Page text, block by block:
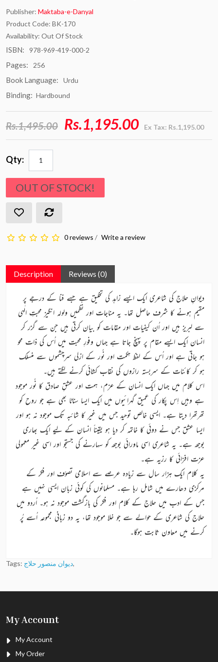
Publisher: Maktaba-e-Danyal
Product Code: BK-170
Availability: Out Of Stock
ISBN: 978-969-419-000-2
Pages: 256
Book Language: Urdu
Binding: Hardbound
Rs.1,495.00 Rs.1,195.00 Ex Tax: Rs.1,195.00
Qty:
OUT OF STOCK!
0 reviews / Write a review
Description Reviews (0)
دیوانِ حلاج کی شاعری ایک ایسے زاہد کی تخلیق ہے جسے فنا کے درجے پر
مقیم ہونے کا شرف حاصل تھا۔ یہ مناجات اور نظمیں ولولہ انگیز محبتِ الٰہی
سے لبریز ہیں اور اُن کیفیات اور مقامات کو بیان کرتی ہیں جن سے گزر کر
انسان ایک ایسے مقام پر پہنچ جاتا ہے جہاں وفورِ محبت میں اُس کی ذات محو
ہو جاتی ہے اور اُس کے لفظ حِکمت اور نُور کے ازلی سرچشموں سے منسلک
ہو کر کائنات کے سربستہ رازوں کی نقاب کشائی کرنے لگتے ہیں۔
اس کلام میں جہاں ایک انسان کے عزم، ہمت اور عشقِ صادق کا نُور موجود
ہے وہیں اِس پکار کی عمیق گہرائیوں میں ایک ایسا سناٹا بھی ہے جو روح کو
تھرتھرا دیتا ہے۔ ایسی خالص توحید جس میں غیر کا شائبہ تک موجود نہ ہو اور
ایسا عشق جس نے دوئی کا خاتمہ کر دیا ہو یقیناً انسان کے لیے ایک بھاری
بوجھ ہے۔ یہ شاعری اسی ماورائی بوجھ کو سہارنے کی جستجو اور اسی غیر معمولی
عزت افزائی کا رزیہ ہے۔
یہ کلام ایک ہزار سال سے زیادہ عرصے سے اسلامی تصوّف اور فکر کے
مرکزی دھارے میں شامل رہا ہے۔ مسلمانوں کی کوئی زبان ایسی نہیں ہے
جس کے ادب میں حلاج کے کلام اور فکر کی بازگشت موجود نہ ہو۔ اُردو میں
حلاج کی شاعری کے حوالے سے جو خلا موجود تھا، یہ دو زبانی مجموعہ اُسے پُر
کرنے میں معاون ثابت ہوگا۔
Tags: دیوان منصور حلاج,
My Account
My Account
My Order